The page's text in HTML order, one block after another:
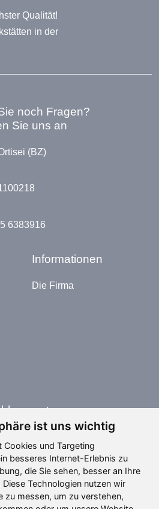
ist uns wichtig
Cookies und Targeting
besseres Internet-Erlebnis zu
die Sie sehen, besser an Ihre
Technologien nutzen wir
zu messen, um zu verstehen,
Qualität!
in der
noch Fragen?
Sie uns an
(BZ)
6383916
Informationen
Die Firma
Media